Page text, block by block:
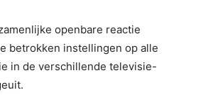
openbare reactie
betrokken instellingen op alle
in de verschillende televisie-